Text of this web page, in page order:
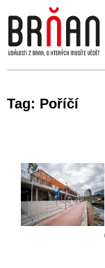
Tag: Poříčí